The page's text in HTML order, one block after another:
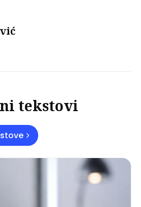
tekstovi